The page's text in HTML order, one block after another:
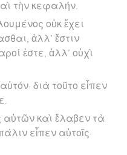
τὴν κεφαλήν.
οὐκ ἔχει
ἀλλ’ ἔστιν
ἐστε, ἀλλ’ οὐχὶ
διὰ τοῦτο εἶπεν
αὐτῶν καὶ ἔλαβεν τὰ
εἶπεν αὐτοῖς·